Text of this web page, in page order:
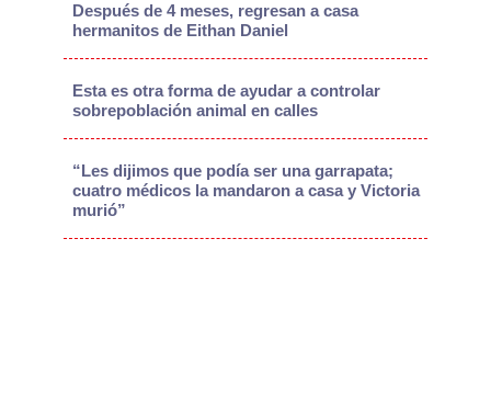
Después de 4 meses, regresan a casa
hermanitos de Eithan Daniel
Esta es otra forma de ayudar a controlar
sobrepoblación animal en calles
“Les dijimos que podía ser una garrapata;
cuatro médicos la mandaron a casa y Victoria
murió”